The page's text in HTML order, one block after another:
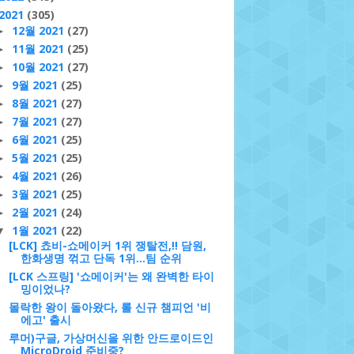
(305)
12월 2021 (27)
11월 2021 (25)
10월 2021 (27)
9월 2021 (25)
8월 2021 (27)
7월 2021 (27)
6월 2021 (25)
5월 2021 (25)
4월 2021 (26)
3월 2021 (25)
2월 2021 (24)
1월 2021 (22)
[LCK] 쵸비-쇼메이커 1위 쟁탈전,!! 담원,
한화생명 꺾고 단독 1위…팀 순위
[LCK 스프링] '쇼메이커'는 왜 완벽한 타이
밍이었나?
몰락한 왕이 돌아왔다, 롤 신규 챔피언 '비
에고' 출시
루머)구글, 가상머신을 위한 안드로이드인
MicroDroid 준비중?